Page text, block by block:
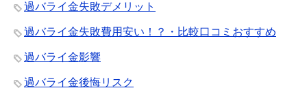
過バライ金失敗デメリット
過バライ金失敗費用安い！？・比較口コミおすすめ
過バライ金影響
過バライ金後悔リスク